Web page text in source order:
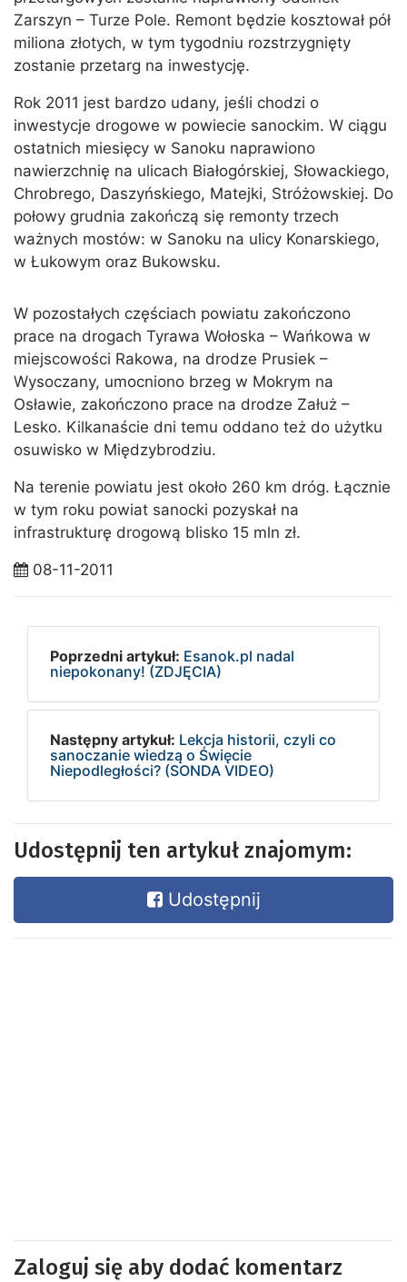
Zarszyn – Turze Pole. Remont będzie kosztował pół
miliona złotych, w tym tygodniu rozstrzygnięty
zostanie przetarg na inwestycję.
Rok 2011 jest bardzo udany, jeśli chodzi o
inwestycje drogowe w powiecie sanockim. W ciągu
ostatnich miesięcy w Sanoku naprawiono
nawierzchnię na ulicach Białogórskiej, Słowackiego,
Chrobrego, Daszyńskiego, Matejki, Stróżowskiej. Do
połowy grudnia zakończą się remonty trzech
ważnych mostów: w Sanoku na ulicy Konarskiego,
w Łukowym oraz Bukowsku.
W pozostałych częściach powiatu zakończono
prace na drogach Tyrawa Wołoska – Wańkowa w
miejscowości Rakowa, na drodze Prusiek –
Wysoczany, umocniono brzeg w Mokrym na
Osławie, zakończono prace na drodze Załuż –
Lesko. Kilkanaście dni temu oddano też do użytku
osuwisko w Międzybrodziu.
Na terenie powiatu jest około 260 km dróg. Łącznie
w tym roku powiat sanocki pozyskał na
infrastrukturę drogową blisko 15 mln zł.
08-11-2011
Poprzedni artykuł: Esanok.pl nadal
niepokonany! (ZDJĘCIA)
Następny artykuł: Lekcja historii, czyli co
sanoczanie wiedzą o Święcie
Niepodległości? (SONDA VIDEO)
Udostępnij ten artykuł znajomym:
Udostępnij
Zaloguj się aby dodać komentarz